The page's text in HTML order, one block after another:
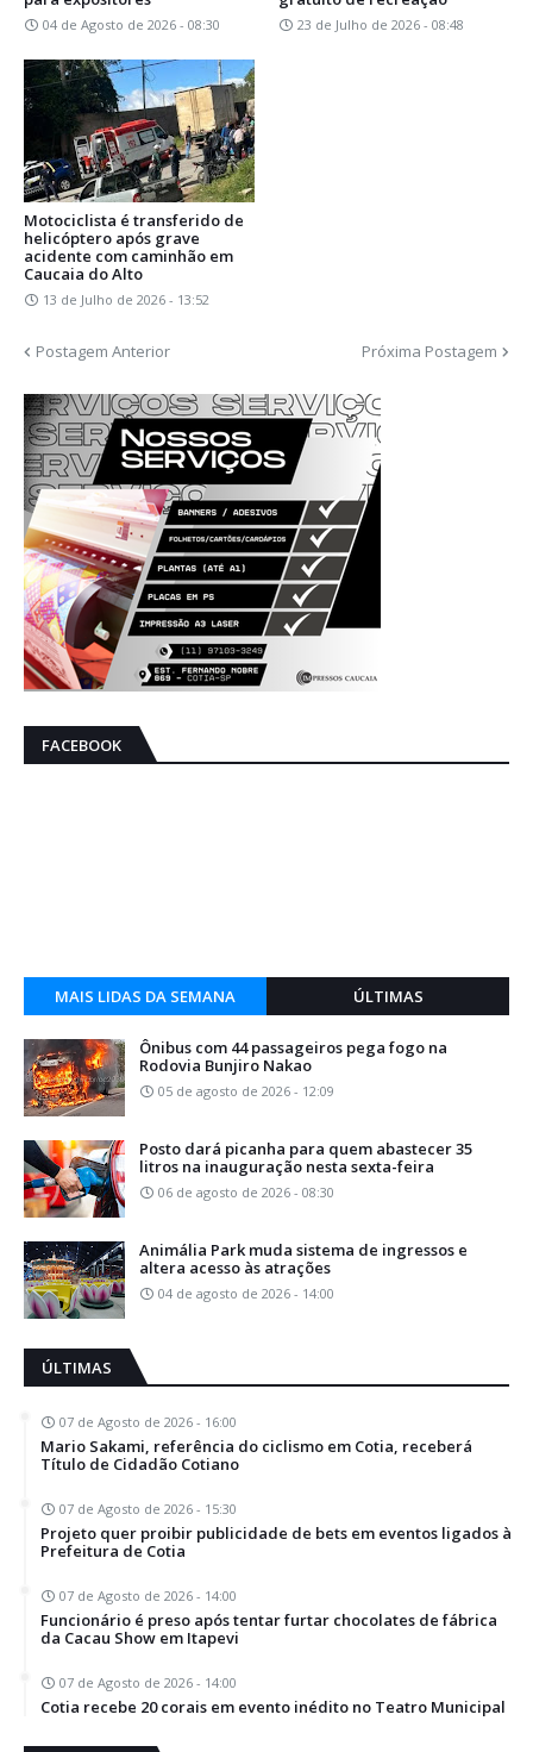
04 de Agosto de 2026 - 08:30 23 de Julho de 2026 - 08:48
Motociclista é transferido de
helicóptero após grave
acidente com caminhão em
Caucaia do Alto
13 de Julho de 2026 - 13:52
Postagem Anterior Próxima Postagem
FACEBOOK
MAIS LIDAS DA SEMANA ÚLTIMAS
Ônibus com 44 passageiros pega fogo na
Rodovia Bunjiro Nakao
05 de agosto de 2026 - 12:09
Posto dará picanha para quem abastecer 35
litros na inauguração nesta sexta-feira
06 de agosto de 2026 - 08:30
Animália Park muda sistema de ingressos e
altera acesso às atrações
04 de agosto de 2026 - 14:00
ÚLTIMAS
07 de Agosto de 2026 - 16:00
Mario Sakami, referência do ciclismo em Cotia, receberá
Título de Cidadão Cotiano
07 de Agosto de 2026 - 15:30
Projeto quer proibir publicidade de bets em eventos ligados à
Prefeitura de Cotia
07 de Agosto de 2026 - 14:00
Funcionário é preso após tentar furtar chocolates de fábrica
da Cacau Show em Itapevi
07 de Agosto de 2026 - 14:00
Cotia recebe 20 corais em evento inédito no Teatro Municipal